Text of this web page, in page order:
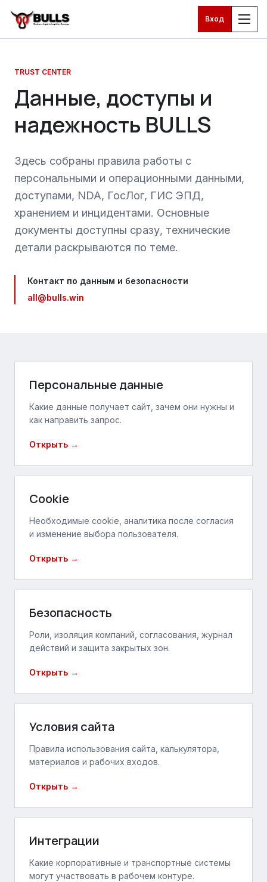
Перейти к основному контенту Вход
TRUST CENTER
Данные, доступы и
надежность BULLS
Здесь собраны правила работы с
персональными и операционными данными,
доступами, NDA, ГосЛог, ГИС ЭПД,
хранением и инцидентами. Основные
документы доступны сразу, технические
детали раскрываются по теме.
Контакт по данным и безопасности
all@bulls.win
Персональные данные
Какие данные получает сайт, зачем они нужны и
как направить запрос.
Открыть →
Cookie
Необходимые cookie, аналитика после согласия
и изменение выбора пользователя.
Открыть →
Безопасность
Роли, изоляция компаний, согласования, журнал
действий и защита закрытых зон.
Открыть →
Условия сайта
Правила использования сайта, калькулятора,
материалов и рабочих входов.
Открыть →
Интеграции
Какие корпоративные и транспортные системы
могут участвовать в рабочем контуре.